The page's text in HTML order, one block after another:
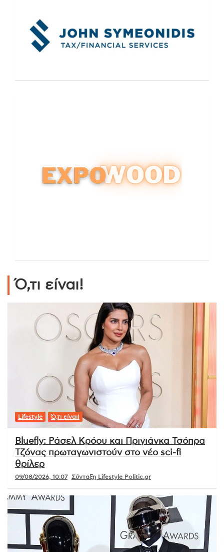
Ό,τι είναι!
Lifestyle Ό,τι είναι!
Bluefly: Ράσελ Κρόου και Πριγιάνκα Τσόπρα
Τζόνας πρωταγωνιστούν στο νέο sci-fi
θρίλερ
09/08/2026, 10:07 Σύνταξη Lifestyle Politic.gr